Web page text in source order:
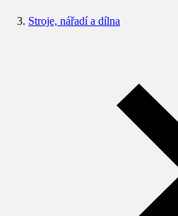
Stroje, nářadí a dílna